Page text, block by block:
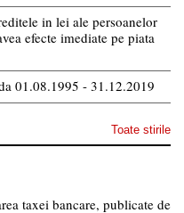
in lei ale persoanelor
efecte imediate pe piata
01.08.1995 - 31.12.2019
Toate stirile
taxei bancare, publicate de